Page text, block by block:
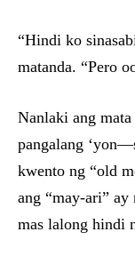
“Hindi ko
matanda. “Pero
Nanlaki ang
pangalang
kwento ng “old
ang “may-ari” ay
mas lalong hindi